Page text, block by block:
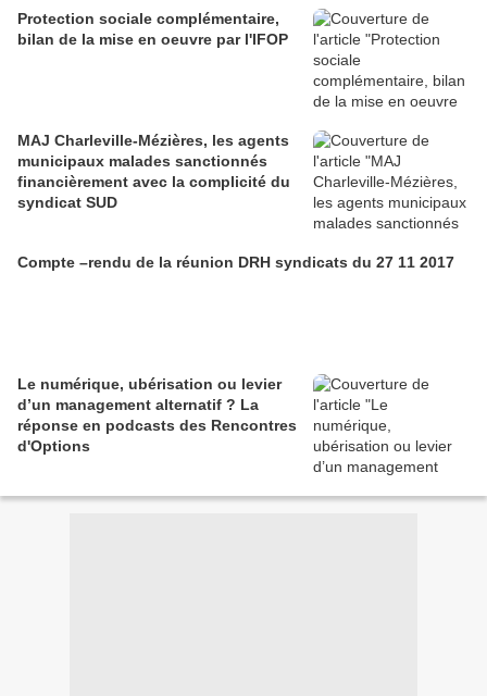
Protection sociale complémentaire,
bilan de la mise en oeuvre par l'IFOP
MAJ Charleville-Mézières, les agents
municipaux malades sanctionnés
financièrement avec la complicité du
syndicat SUD
Compte –rendu de la réunion DRH syndicats du 27 11 2017
Le numérique, ubérisation ou levier
d’un management alternatif ? La
réponse en podcasts des Rencontres
d'Options